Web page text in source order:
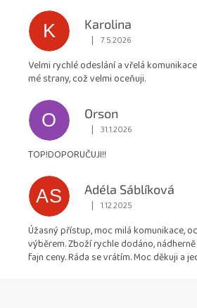
K
Karolina
Hodnocení obchodu je 5 z
| 7.5.2026
Velmi rychlé odeslání a vřelá
mé strany, což velmi oceňuji.
O
Orson
Hodnocení obchodu je 5 z
| 31.1.2026
TOP!DOPORUČUJI!!
AS
Adéla Sáblíková
Hodnocení obchodu je 5 z
| 1.12.2025
Úžasný přístup, moc milá komunikace,
výběrem. Zboží rychle dodáno,
fajn ceny. Ráda se vrátím. Moc děkuji a